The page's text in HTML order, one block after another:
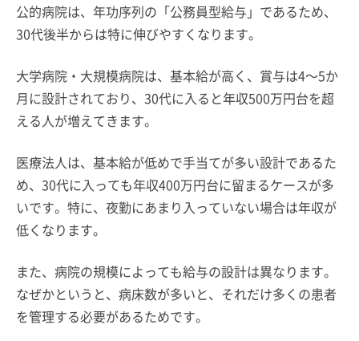
公的病院は、年功序列の「公務員型給与」であるため、
30代後半からは特に伸びやすくなります。
大学病院・大規模病院は、基本給が高く、賞与は4～5か
月に設計されており、30代に入ると年収500万円台を超
える人が増えてきます。
医療法人は、基本給が低めで手当てが多い設計であるた
め、30代に入っても年収400万円台に留まるケースが多
いです。特に、夜勤にあまり入っていない場合は年収が
低くなります。
また、病院の規模によっても給与の設計は異なります。
なぜかというと、病床数が多いと、それだけ多くの患者
を管理する必要があるためです。